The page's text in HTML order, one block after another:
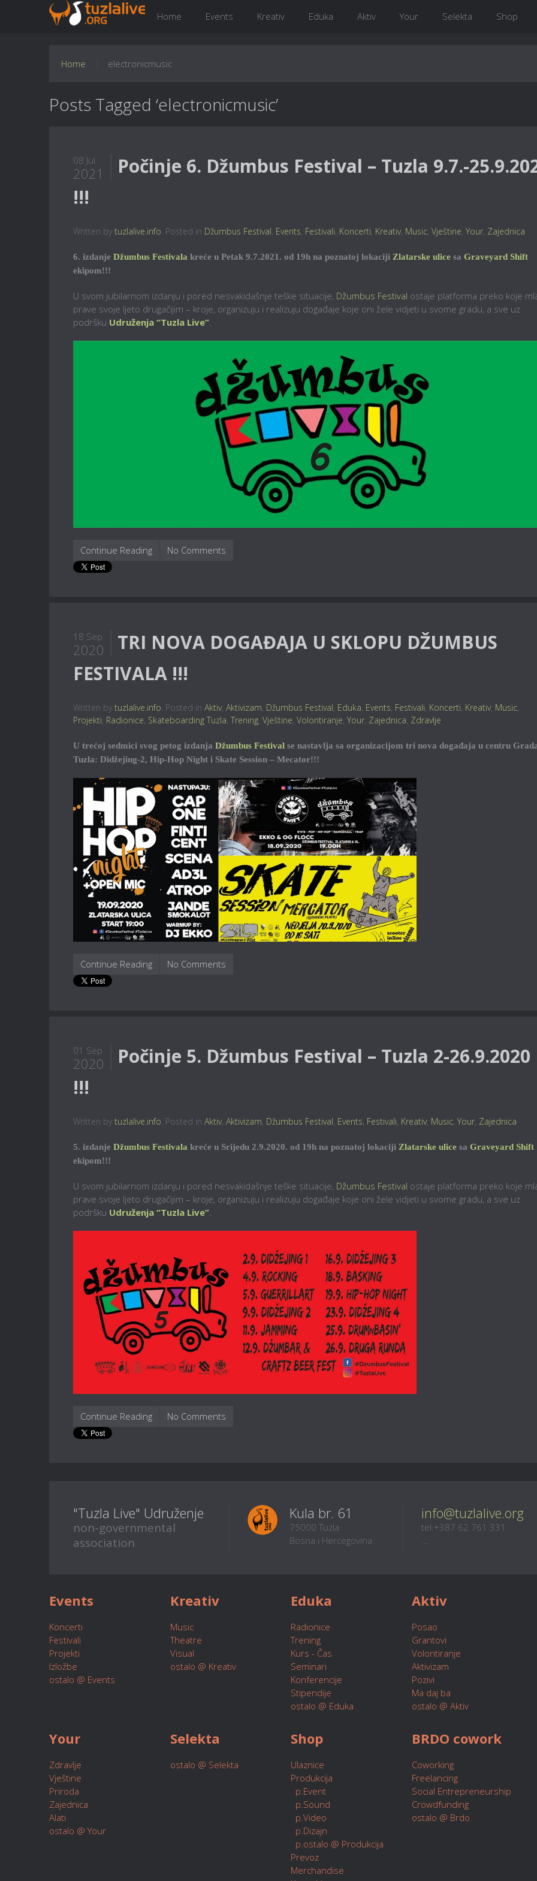
Home Events Kreativ Eduka Aktiv Your Selekta Shop
Home electronicmusic
Posts Tagged ‘electronicmusic’
08 Jul
2021
Počinje 6. Džumbus Festival – Tuzla 9.7.-
!!!
Written by tuzlalive.info. Posted in Džumbus Festival, Events, Festivali, Koncerti, Kreativ, Music, Vještine, Your, Zajednica
6. izdanje Džumbus Festivala kreće u Petak 9.7.2021. od 19h na poznatoj lokaciji Zlatarske ulice sa Graveyard Shift
ekipom!!!
U svom jubilarnom izdanju i pored nesvakidašnje teške situacije, Džumbus Festival ostaje platforma preko koje
prave svoje ljeto drugačijim – kroje, organizuju i realizuju događaje koje oni žele vidjeti u svome gradu, a sve uz
podršku Udruženja “Tuzla Live”.
Continue Reading No Comments
18 Sep
2020
TRI NOVA DOGAĐAJA U SKLOPU DŽUMBUS
FESTIVALA !!!
Written by tuzlalive.info. Posted in Aktiv, Aktivizam, Džumbus Festival, Eduka, Events, Festivali, Koncerti, Kreativ, Music,
Projekti, Radionice, Skateboarding Tuzla, Trening, Vještine, Volontiranje, Your, Zajednica, Zdravlje
U trećoj sedmici svog petog izdanja Džumbus Festival se nastavlja sa organizacijom tri nova događaja u centru
Tuzla: Didžejing-2, Hip-Hop Night i Skate Session – Mecator!!!
Continue Reading No Comments
01 Sep
2020
Počinje 5. Džumbus Festival – Tuzla 2-26.9.2020
!!!
Written by tuzlalive.info . Posted in Aktiv, Aktivizam Džumbus Festival Events Festivali Kreativ, Music Your Zajednica
5. izdanje Džumbus Festivala kreće u Srijedu 2.9.2020. od 19h na poznatoj lokaciji Zlatarske ulice sa Graveyard Shift
ekipom!!!
U svom jubilarnom izdanju i pored nesvakidašnje teške situacije, Džumbus Festival ostaje platforma preko koje
prave svoje ljeto drugačijim – kroje, organizuju i realizuju događaje koje oni žele vidjeti u svome gradu, a sve uz
podršku Udruženja “Tuzla Live”
Continue Reading No Comments
"Tuzla Live" Udruženje
non-governmental
association
Kula br. 61
75000 Tuzla
Bosna i Hercegovina
info@tuzlalive.org
tel:+387 62 761 331
...
Events
Koncerti
Festivali
Projekti
Izložbe
ostalo @ Events
Kreativ
Music
Theatre
Visual
ostalo @ Kreativ
Eduka
Radionice
Trening
Kurs - Čas
Seminari
Konferencije
Stipendije
ostalo @ Eduka
Aktiv
Posao
Grantovi
Volontiranje
Aktivizam
Pozivi
Ma daj ba
ostalo @ Aktiv
Your
Zdravlje
Vještine
Priroda
Zajednica
Alati
ostalo @ Your
Selekta
ostalo @ Selekta
Shop
Ulaznice
Produkcija
p.Event
p.Sound
p.Video
p.Dizajn
p.ostalo @ Produkcija
Prevoz
Merchandise
BRDO cowork
Coworking
Freelancing
Social Entrepreneurship
Crowdfunding
ostalo @ Brdo